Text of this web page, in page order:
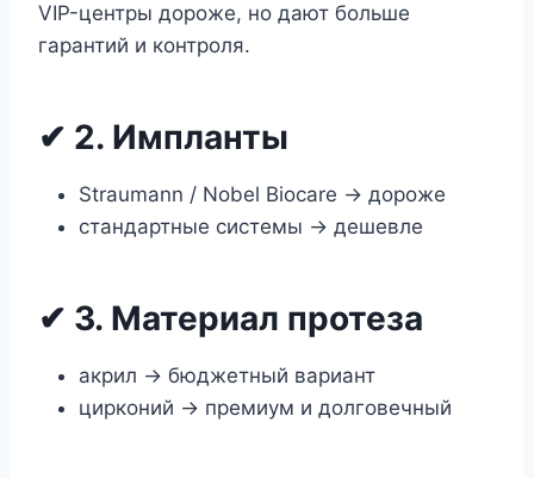
VIP-центры дороже, но дают больше
гарантий и контроля.
✔ 2. Импланты
Straumann / Nobel Biocare → дороже
стандартные системы → дешевле
✔ 3. Материал протеза
акрил → бюджетный вариант
цирконий → премиум и долговечный